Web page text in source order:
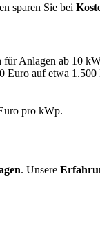
sparen Sie bei
für Anlagen ab 10
auf etwa
pro kWp.
. Unsere